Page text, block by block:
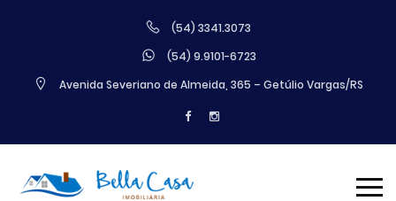
(54) 3341.3073
(54) 9.9101-6723
Avenida Severiano de Almeida, 365 – Getúlio Vargas/RS